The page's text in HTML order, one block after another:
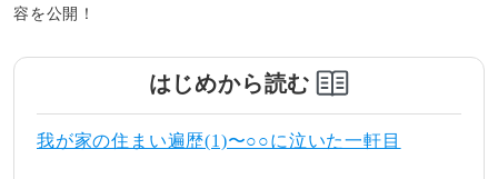
容を公開！
はじめから読む
我が家の住まい遍歴(1)〜○○に泣いた一軒目